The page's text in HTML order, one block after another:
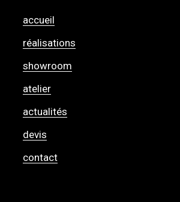
accueil
réalisations
showroom
atelier
actualités
devis
contact